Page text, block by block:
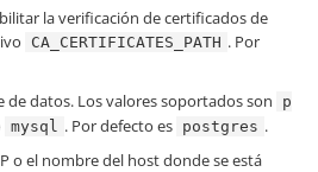
la verificación de certificados de
CA_CERTIFICATES_PATH . Por
de datos. Los valores soportados son
p
mysql . Por defecto es postgres .
o el nombre del host donde se está